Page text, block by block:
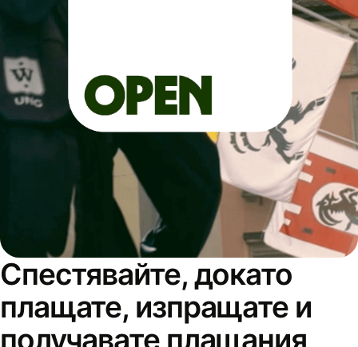
Спестявайте, докато
плащате, изпращате и
получавате плащания